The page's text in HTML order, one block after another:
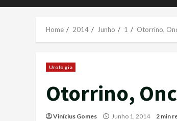
Home 2014 Junho 1 Otorrino,
Urologia
Otorrino,
Vinícius Gomes Junho 1, 2014 2 min